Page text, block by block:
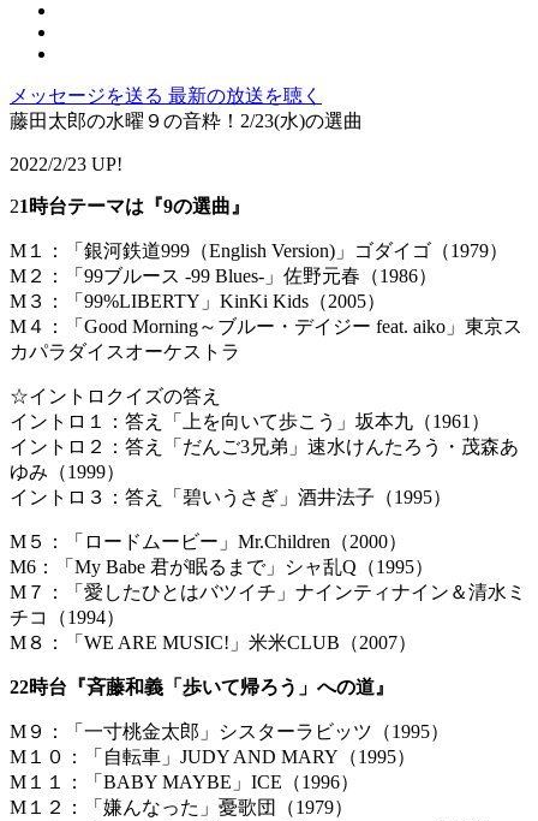
メッセージを送る 最新の放送を聴く
藤田太郎の水曜９の音粋！2/23(水)の選曲
2022/2/23 UP!
21時台テーマは『9の選曲』
M１：「銀河鉄道999（English Version)」ゴダイゴ（1979）
M２：「99ブルース -99 Blues-」佐野元春（1986）
M３：「99%LIBERTY」KinKi Kids（2005）
M４：「Good Morning～ブルー・デイジー feat. aiko」東京ス
カパラダイスオーケストラ
☆イントロクイズの答え
イントロ１：答え「上を向いて歩こう」坂本九（1961）
イントロ２：答え「だんご3兄弟」速水けんたろう・茂森あ
ゆみ（1999）
イントロ３：答え「碧いうさぎ」酒井法子（1995）
M５：「ロードムービー」Mr.Children（2000）
M6：「My Babe 君が眠るまで」シャ乱Q（1995）
M７：「愛したひとはバツイチ」ナインティナイン＆清水ミ
チコ（1994）
M８：「WE ARE MUSIC!」米米CLUB（2007）
22時台『斉藤和義「歩いて帰ろう」への道』
M９：「一寸桃金太郎」シスターラビッツ（1995）
M１０：「自転車」JUDY AND MARY（1995）
M１１：「BABY MAYBE」ICE（1996）
M１２：「嫌んなった」憂歌団（1979）